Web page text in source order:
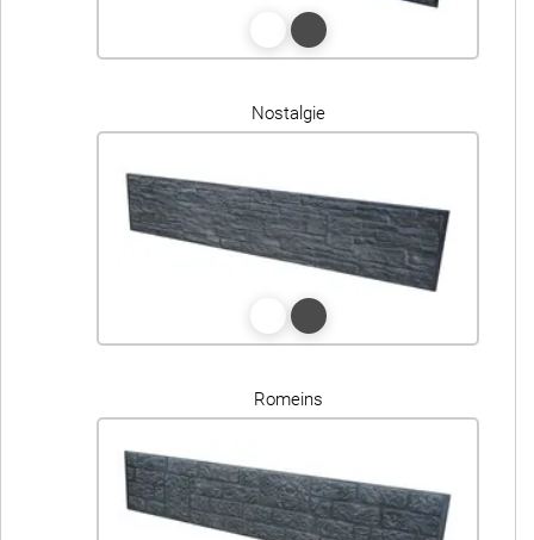
Nostalgie
Romeins